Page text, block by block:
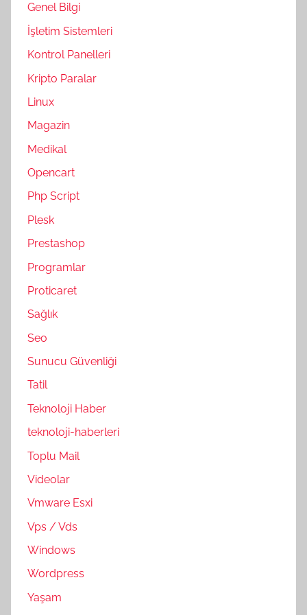
Genel Bilgi
İşletim Sistemleri
Kontrol Panelleri
Kripto Paralar
Linux
Magazin
Medikal
Opencart
Php Script
Plesk
Prestashop
Programlar
Proticaret
Sağlık
Seo
Sunucu Güvenliği
Tatil
Teknoloji Haber
teknoloji-haberleri
Toplu Mail
Videolar
Vmware Esxi
Vps / Vds
Windows
Wordpress
Yaşam